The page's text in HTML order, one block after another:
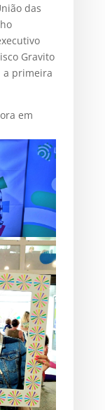
das
Gravito
a primeira
em